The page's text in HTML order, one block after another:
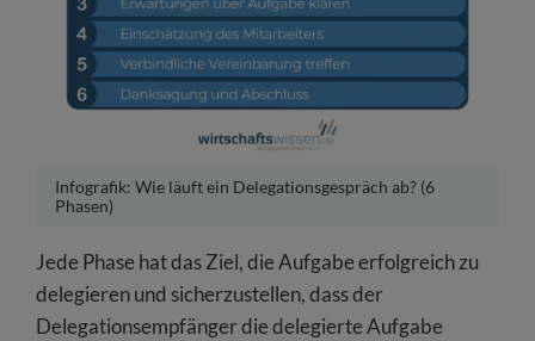
Infografik: Wie läuft ein Delegationsgespräch ab? (6
Phasen)
Jede Phase hat das Ziel, die Aufgabe erfolgreich zu
delegieren und sicherzustellen, dass der
Delegationsempfänger die delegierte Aufgabe